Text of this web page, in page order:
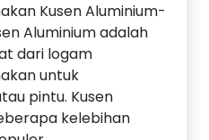
Kusen Aluminium-
Aluminium adalah
dari logam
untuk
pintu. Kusen
kelebihan